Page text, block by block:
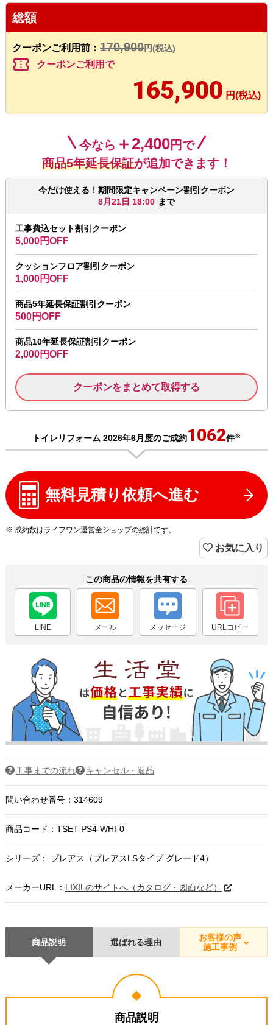
総額
クーポンご利用前： 170,900円(税込)
confirmation_number クーポンご利用で
165,900 円(税込)
今なら ＋2,400円で
商品5年延長保証が追加できます！
今だけ使える！期間限定キャンペーン割引クーポン
8月21日 18:00 まで
工事費込セット割引クーポン
5,000円OFF
クッションフロア割引クーポン
1,000円OFF
商品5年延長保証割引クーポン
500円OFF
商品10年延長保証割引クーポン
2,000円OFF
クーポンをまとめて取得する
トイレリフォーム 2026年6月度のご成約1062件※
無料見積り依頼へ進む
※ 成約数はライフワン運営全ショップの総計です。
お気に入り
この商品の情報を共有する
LINE メール メッセージ URLコピー
工事までの流れ キャンセル・返品
問い合わせ番号：314609
商品コード： TSET-PS4-WHI-0
シリーズ： プレアス（プレアスLSタイプ グレード4）
メーカーURL： LIXILのサイトへ（カタログ・図面など）
商品説明 選ばれる理由
お客様の声
施工事例
商品説明